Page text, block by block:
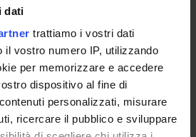
dati
trattiamo i vostri dati
il vostro numero IP, utilizzando
per memorizzare e accedere
dispositivo al fine di
personalizzati, misurare
ricercare il pubblico e sviluppare
alla bibliografia
con Leganto, strumento che il
a disposizione per recuperare i
in modo semplice e innovativo.